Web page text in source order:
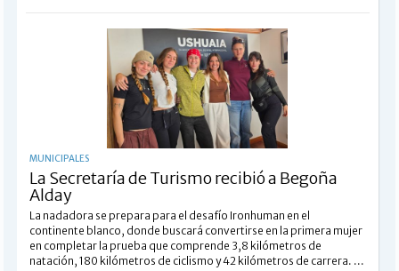
MUNICIPALES
La Secretaría de Turismo recibió a Begoña
Alday
La nadadora se prepara para el desafío Ironhuman en el
continente blanco, donde buscará convertirse en la primera mujer
en completar la prueba que comprende 3,8 kilómetros de
natación, 180 kilómetros de ciclismo y 42 kilómetros de carrera. ...